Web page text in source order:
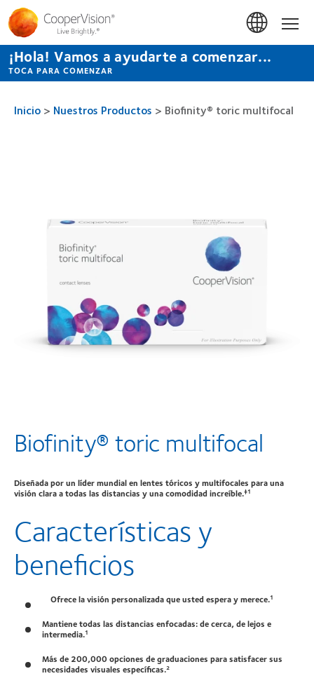
Pasar
contenido
principal
Inicio
¡Hola! Vamos a ayudarte a comenzar...
TOCA PARA COMENZAR
Inicio > Nuestros Productos > Biofinity® toric multifocal
Biofinity® toric multifocal
Diseñada por un líder mundial en lentes tóricos y multifocales para una
visión clara a todas las distancias y una comodidad increíble.‡1
Características y
beneficios
Ofrece la visión personalizada que usted espera y merece.1
Mantiene todas las distancias enfocadas: de cerca, de lejos e
intermedia.1
Más de 200,000 opciones de graduaciones para satisfacer sus
necesidades visuales específicas.2